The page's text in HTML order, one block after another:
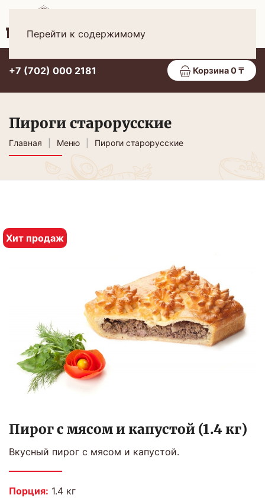
Перейти к содержимому
+7 (702) 000 2181 Корзина 0 ₸
Пироги старорусские
Главная Меню Пироги старорусские
Хит продаж
Пирог с мясом и капустой (1.4 кг)
Вкусный пирог с мясом и капустой.
Порция: 1.4 кг